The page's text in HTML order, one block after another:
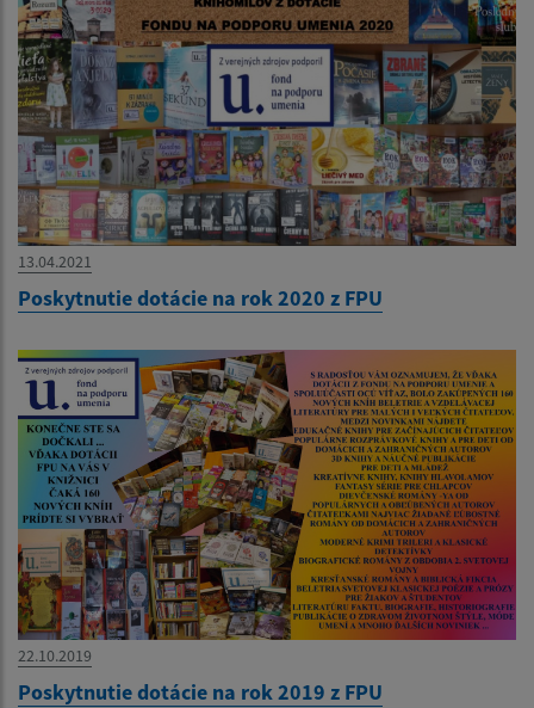
13.04.2021
Poskytnutie dotácie na rok 2020 z FPU
22.10.2019
Poskytnutie dotácie na rok 2019 z FPU